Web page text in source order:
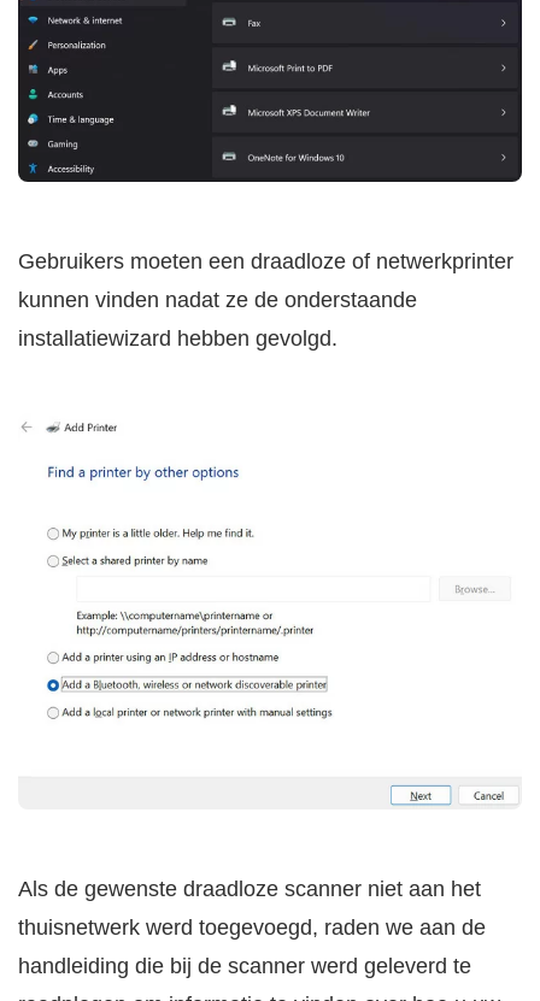
Gebruikers moeten een draadloze of netwerkprinter
kunnen vinden nadat ze de onderstaande
installatiewizard hebben gevolgd.
Als de gewenste draadloze scanner niet aan het
thuisnetwerk werd toegevoegd, raden we aan de
handleiding die bij de scanner werd geleverd te